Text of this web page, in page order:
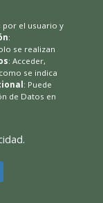
por el usuario y
:
se realizan
: Acceder,
se indica
: Puede
de Datos en
.